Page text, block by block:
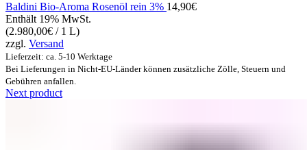
Baldini Bio-Aroma Rosenöl rein 3% 14,90€
Enthält 19% MwSt.
(2.980,00€ / 1 L)
zzgl. Versand
Lieferzeit: ca. 5-10 Werktage
Bei Lieferungen in Nicht-EU-Länder können zusätzliche Zölle, Steuern und
Gebühren anfallen.
Next product